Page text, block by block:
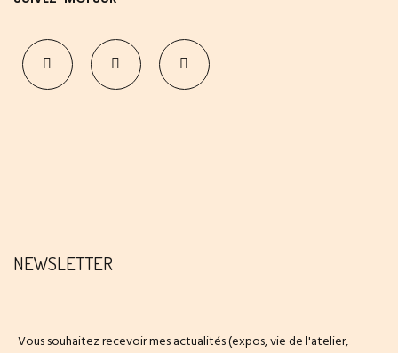
NEWSLETTER
Vous souhaitez recevoir mes actualités (expos, vie de l'atelier,